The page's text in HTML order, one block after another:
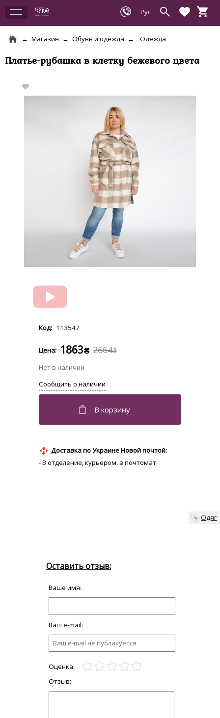
Магазин Обувь и одежда Одежда
Платье-рубашка в клетку бежевого цвета
113547
2664₴
1863₴
Доставка по Украине Новой почтой:
- В отделение, курьером, в почтомат
Одяг